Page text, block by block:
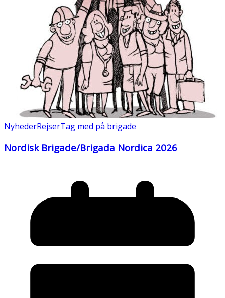
NyhederRejserTag med på brigade
Nordisk Brigade/Brigada Nordica 2026